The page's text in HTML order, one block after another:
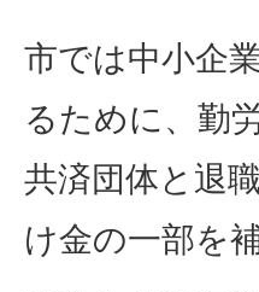
市では中小企
るために、勤
共済団体と退
け金の一部を